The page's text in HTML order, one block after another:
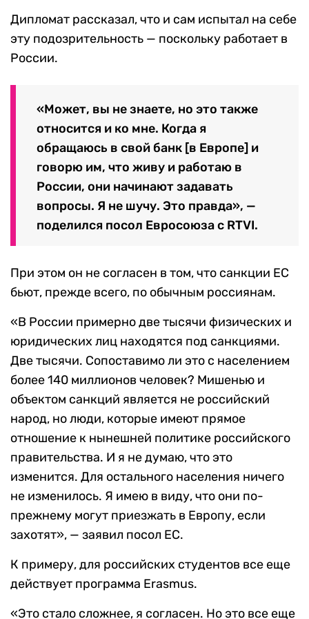
Дипломат рассказал, что и сам испытал на себе
эту подозрительность — поскольку работает в
России.
«Может, вы не знаете, но это также
относится и ко мне. Когда я
обращаюсь в свой банк [в Европе] и
говорю им, что живу и работаю в
России, они начинают задавать
вопросы. Я не шучу. Это правда», —
поделился посол Евросоюза с RTVI.
При этом он не согласен в том, что санкции ЕС
бьют, прежде всего, по обычным россиянам.
«В России примерно две тысячи физических и
юридических лиц находятся под санкциями.
Две тысячи. Сопоставимо ли это с населением
более 140 миллионов человек? Мишенью и
объектом санкций является не российский
народ, но люди, которые имеют прямое
отношение к нынешней политике российского
правительства. И я не думаю, что это
изменится. Для остального населения ничего
не изменилось. Я имею в виду, что они по-
прежнему могут приезжать в Европу, если
захотят», — заявил посол ЕС.
К примеру, для российских студентов все еще
действует программа Erasmus.
«Это стало сложнее, я согласен. Но это все еще